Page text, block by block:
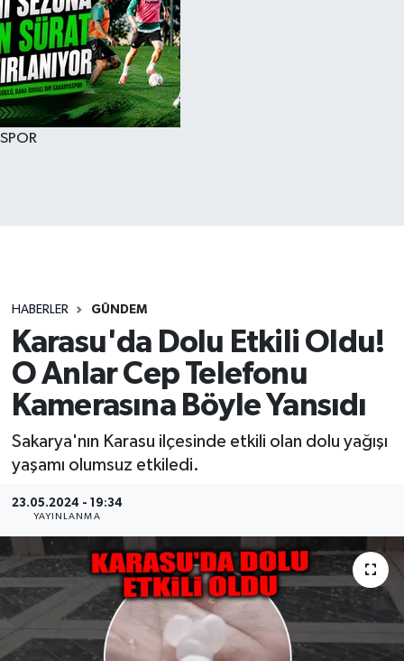
SPOR
HABERLER GÜNDEM
Karasu'da Dolu Etkili Oldu!
O Anlar Cep Telefonu
Kamerasına Böyle Yansıdı
Sakarya'nın Karasu ilçesinde etkili olan dolu yağışı
yaşamı olumsuz etkiledi.
23.05.2024 - 19:34
YAYINLANMA